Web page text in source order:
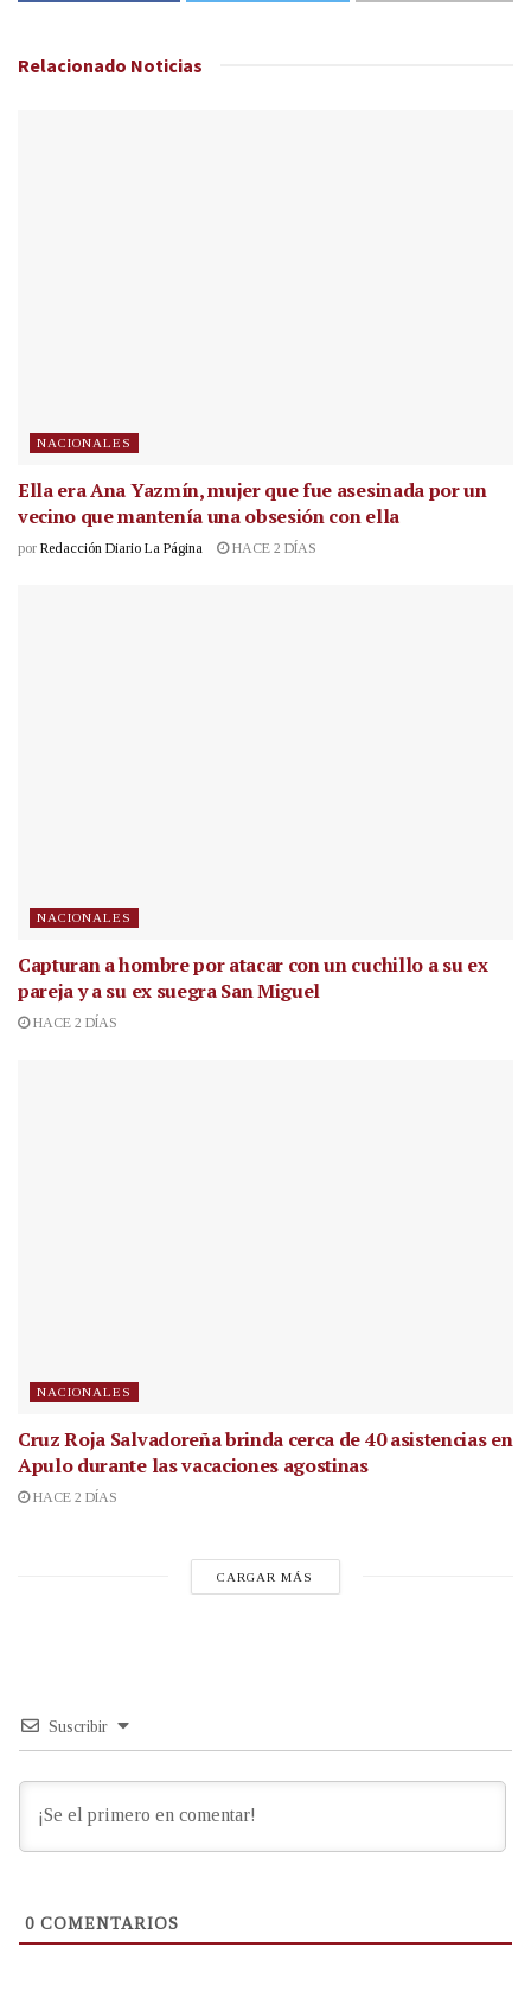
Relacionado Noticias
NACIONALES
Ella era Ana Yazmín, mujer que fue asesinada por un
vecino que mantenía una obsesión con ella
por Redacción Diario La Página HACE 2 DÍAS
NACIONALES
Capturan a hombre por atacar con un cuchillo a su ex
pareja y a su ex suegra San Miguel
HACE 2 DÍAS
NACIONALES
Cruz Roja Salvadoreña brinda cerca de 40 asistencias en
Apulo durante las vacaciones agostinas
HACE 2 DÍAS
CARGAR MÁS
Suscribir
0 COMENTARIOS